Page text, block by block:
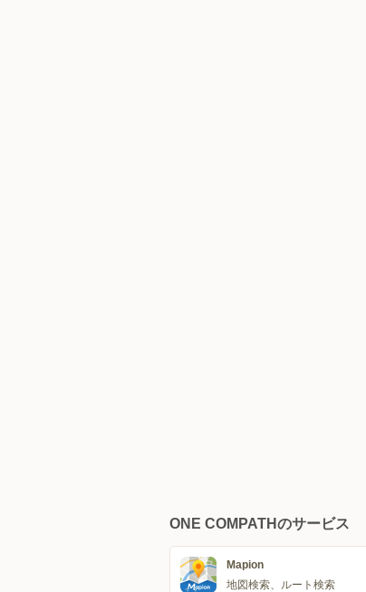
ONE COMPATHのサービス
Mapion
地図検索、ルート検索